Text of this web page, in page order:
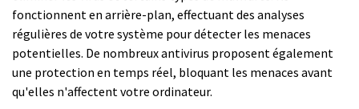
fonctionnent en arrière-plan, effectuant des analyses
régulières de votre système pour détecter les menaces
potentielles. De nombreux antivirus proposent également
une protection en temps réel, bloquant les menaces avant
qu'elles n'affectent votre ordinateur.